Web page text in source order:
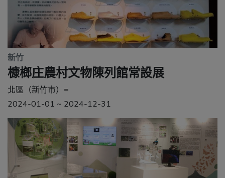
新竹
槺榔庄農村文物陳列館常設展
北區（新竹市）=
2024-01-01 ~ 2024-12-31